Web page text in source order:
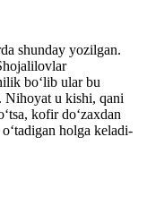
shunday yozilgan.
bo‘lib ular bu
Nihoyat u kishi, qani
kofir do‘zaxdan
holga keladi-